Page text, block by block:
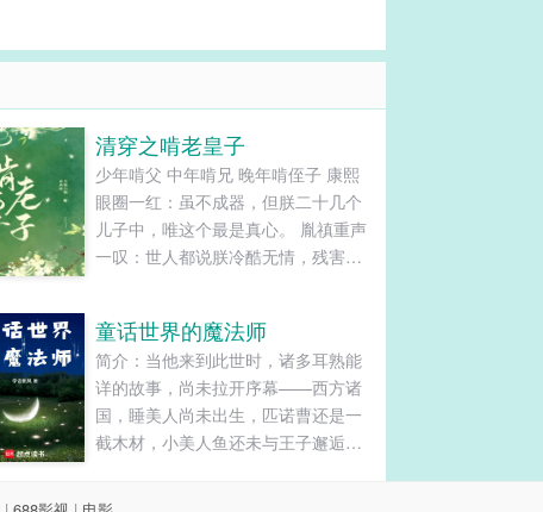
清穿之啃老皇子
少年啃父 中年啃兄 晚年啃侄子 康熙
眼圈一红：虽不成器，但朕二十几个
儿子中，唯这个最是真心。 胤禛重声
一叹：世人都说朕冷酷无情，残害手
叔待我尤胜亲子，我待叔叔犹如生
父。 排雷：正常婚恋但老婆只有一
个，全文主亲情。 男主性格：无论你
的腹黑有多少层，我永远只能领会到
第一层。 团宠、命好、可可爱爱没有
童话世界的魔法师
简介：当他来到此世时，诸多耳熟能
详的故事，尚未拉开序幕——西方诸
国，睡美人尚未出生，匹诺曹还是一
截木材，小美人鱼还未与王子邂逅；
丽丝的少女。中东沙漠，神灯深埋宝